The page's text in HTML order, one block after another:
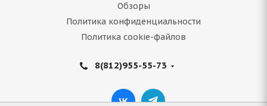
Обзоры
Политика конфиденциальности
Политика cookie-файлов
8(812)955-55-73